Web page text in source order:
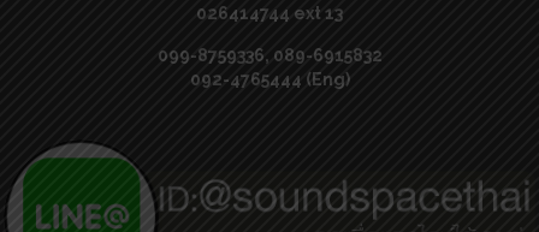
026414744 ext 13
099-8759336, 089-6915832
092-4765444 (Eng)